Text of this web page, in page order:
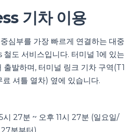
기차 이용
심부를 가장 빠르게 연결하는 대중
도 서비스입니다. 터미널 1에 있는
발하며, 터미널 링크 기차 구역(T1
셔틀 열차) 옆에 있습니다.
시 27분 ~ 오후 11시 27분 (일요일/